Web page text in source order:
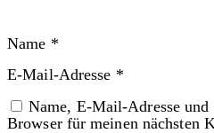
Name *
E-Mail-Adresse *
Name, E-Mail-Adresse und
Browser für meinen nächsten